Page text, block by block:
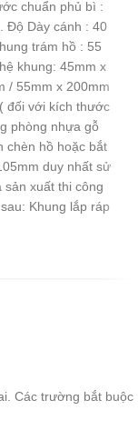
chuẩn phủ bì :
Độ Dày cánh : 40
trám hồ : 55
khung: 45mm x
/ 55mm x 200mm
đối với kích thước
phòng nhựa gỗ
chèn hồ hoặc bắt
duy nhất sử
xuất thi công
Khung lắp ráp
Các trường bắt buộc